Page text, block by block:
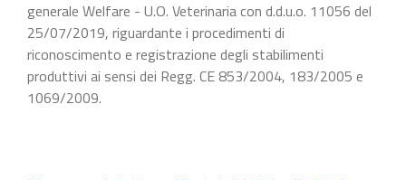
generale Welfare - U.O. Veterinaria con d.d.u.o. 11056 del
25/07/2019, riguardante i procedimenti di
riconoscimento e registrazione degli stabilimenti
produttivi ai sensi dei Regg. CE 853/2004, 183/2005 e
1069/2009.